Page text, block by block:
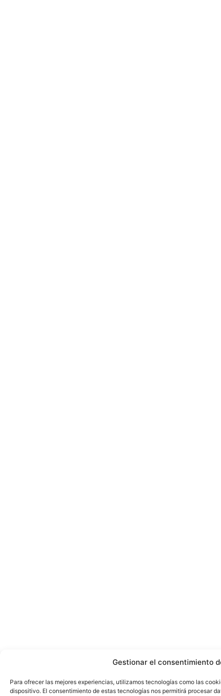
Gestionar el consentimiento
Para ofrecer las mejores experiencias, utilizamos tecnologías como las
dispositivo. El consentimiento de estas tecnologías nos permitirá procesar